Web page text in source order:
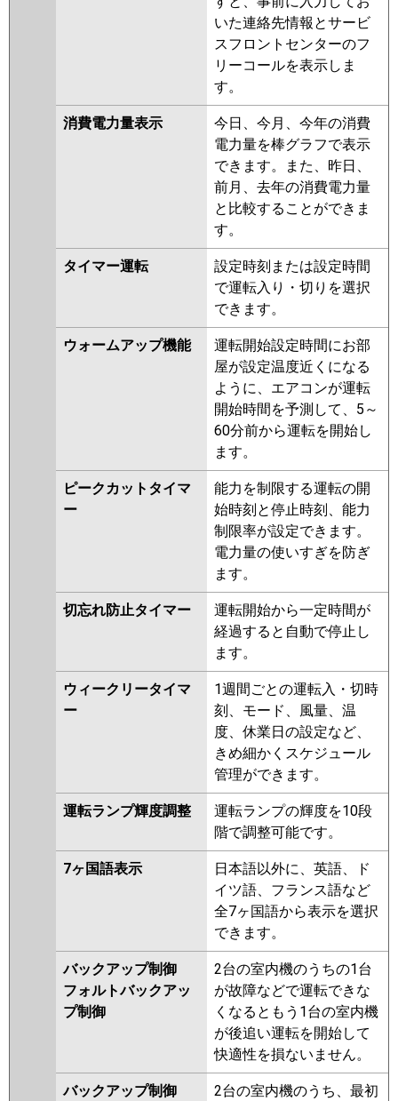
いた連絡先情報とサービ
スフロントセンターのフ
リーコールを表示しま
す。
消費電力量表示
今日、今月、今年の消費
電力量を棒グラフで表示
できます。また、昨日、
前月、去年の消費電力量
と比較することができま
す。
タイマー運転
設定時刻または設定時間
で運転入り・切りを選択
できます。
ウォームアップ機能
運転開始設定時間にお部
屋が設定温度近くになる
ように、エアコンが運転
開始時間を予測して、5～
60分前から運転を開始し
ます。
ピークカットタイマ
ー
能力を制限する運転の開
始時刻と停止時刻、能力
制限率が設定できます。
電力量の使いすぎを防ぎ
ます。
切忘れ防止タイマー
運転開始から一定時間が
経過すると自動で停止し
ます。
ウィークリータイマ
ー
1週間ごとの運転入・切時
刻、モード、風量、温
度、休業日の設定など、
きめ細かくスケジュール
管理ができます。
運転ランプ輝度調整
運転ランプの輝度を10段
階で調整可能です。
7ヶ国語表示
日本語以外に、英語、ド
イツ語、フランス語など
全7ヶ国語から表示を選択
できます。
バックアップ制御
フォルトバックアッ
プ制御
2台の室内機のうちの1台
が故障などで運転できな
くなるともう1台の室内機
が後追い運転を開始して
快適性を損ないません。
バックアップ制御
2台の室内機のうち、最初